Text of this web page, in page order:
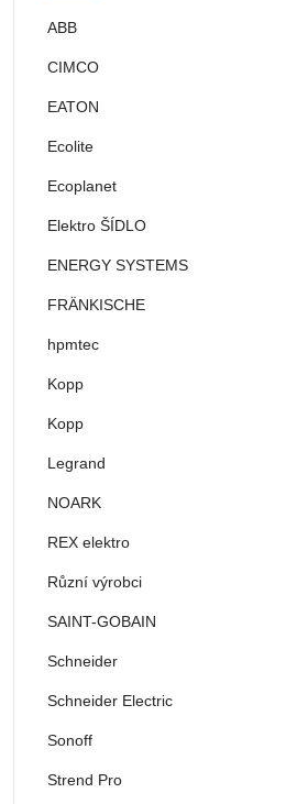
ABB
CIMCO
EATON
Ecolite
Ecoplanet
Elektro ŠÍDLO
ENERGY SYSTEMS
FRÄNKISCHE
hpmtec
Kopp
Kopp
Legrand
NOARK
REX elektro
Různí výrobci
SAINT-GOBAIN
Schneider
Schneider Electric
Sonoff
Strend Pro